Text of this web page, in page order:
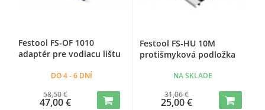
Festool FS-OF 1010
adaptér pre vodiacu lištu
DO 4 - 6 DNÍ
58,50 €
47,00 €
Festool FS-HU 10M
protišmyková podložka
NA SKLADE
31,06 €
25,00 €